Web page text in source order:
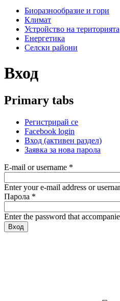
Биоразнообразие и гори
Климат
Устройство на територията
Енергетика
Селски райони
Вход
Primary tabs
Регистрирай се
Facebook login
Вход (активен раздел)
Заявка за нова парола
E-mail or username *
Enter your e-mail address or
Парола *
Enter the password that